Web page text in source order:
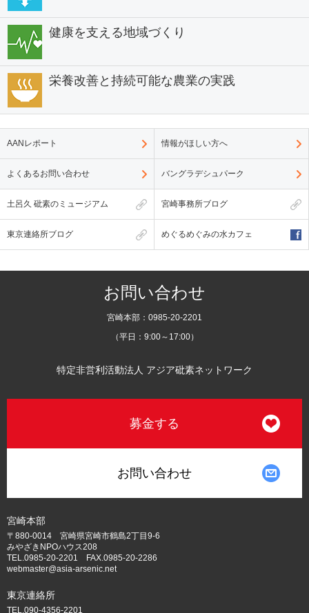
健康を支える地域づくり
栄養改善と持続可能な農業の実践
AANレポート 情報がほしい方へ
よくあるお問い合わせ バングラデシュパーク
土呂久 砒素のミュージアム 宮崎事務所ブログ
東京連絡所ブログ めぐるめぐみの水カフェ
お問い合わせ
宮崎本部：0985-20-2201
（平日：9:00～17:00）
特定非営利活動法人 アジア砒素ネットワーク
募金する
お問い合わせ
宮崎本部
〒880-0014 宮崎県宮崎市鶴島2丁目9-6
みやざきNPOハウス208
TEL.0985-20-2201 FAX.0985-20-2286
webmaster@asia-arsenic.net
東京連絡所
TEL.090-4356-2201